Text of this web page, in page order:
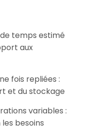
temps estimé
aux
fois repliées :
et du stockage
variables :
besoins